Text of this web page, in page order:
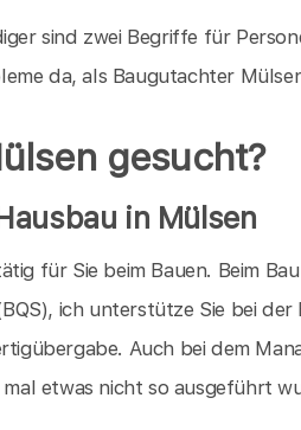
sind zwei Begriffe für
da, als Baugutachter
gesucht?
in Mülsen
für Sie beim Bauen. Beim
ich unterstütze Sie bei der
Auch bei dem
etwas nicht so ausgeführt